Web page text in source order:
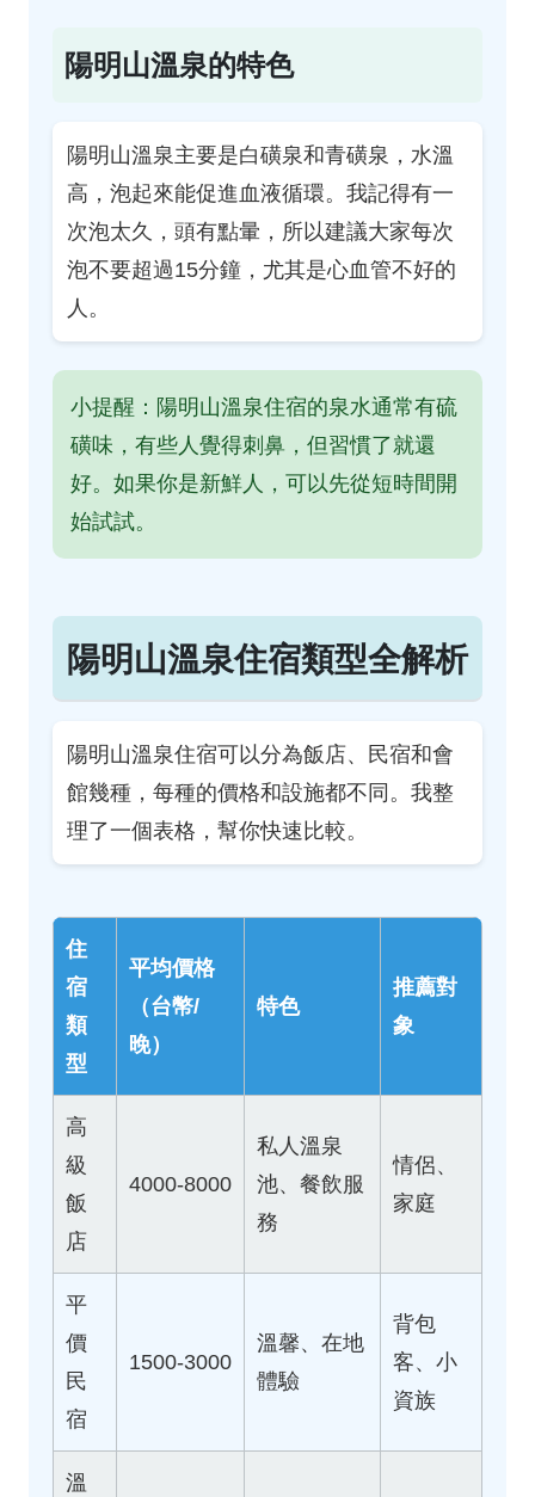
陽明山溫泉的特色
陽明山溫泉主要是白磺泉和青磺泉，水溫
高，泡起來能促進血液循環。我記得有一
次泡太久，頭有點暈，所以建議大家每次
泡不要超過15分鐘，尤其是心血管不好的
人。
小提醒：陽明山溫泉住宿的泉水通常有硫
磺味，有些人覺得刺鼻，但習慣了就還
好。如果你是新鮮人，可以先從短時間開
始試試。
陽明山溫泉住宿類型全解析
陽明山溫泉住宿可以分為飯店、民宿和會
館幾種，每種的價格和設施都不同。我整
理了一個表格，幫你快速比較。
住
宿
類
型
平均價格
（台幣/
晚）
特色
推薦對
象
高
級
飯
店
4000-8000
私人溫泉
池、餐飲服
務
情侶、
家庭
平
價
民
宿
1500-3000
溫馨、在地
體驗
背包
客、小
資族
溫